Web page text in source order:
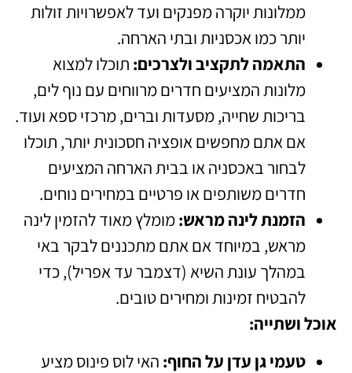
ממלונות יוקרה מפנקים ועד לאפשרויות זולות
יותר כמו אכסניות ובתי הארחה.
התאמה לתקציב ולצרכים: תוכלו למצוא
מלונות המציעים חדרים מרווחים עם נוף לים,
בריכות שחייה, מסעדות וברים, מרכזי ספא ועוד.
אם אתם מחפשים אופציה חסכונית יותר, תוכלו
לבחור באכסניה או בבית הארחה המציעים
חדרים משותפים או פרטיים במחירים נוחים.
הזמנת לינה מראש:מומלץ מאוד להזמין לינה
מראש, במיוחד אם אתם מתכננים לבקר באי
במהלך עונת השיא (דצמבר עד אפריל), כדי
להבטיח זמינות ומחירים טובים.
אוכל ושתייה:
טעמי גן עדן על החוף: האי לוס פינוס מציע